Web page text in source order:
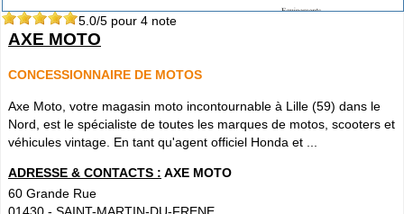
5.0/5 pour 4 note
AXE MOTO
CONCESSIONNAIRE DE MOTOS
Axe Moto, votre magasin moto incontournable à Lille (59) dans le
Nord, est le spécialiste de toutes les marques de motos, scooters et
véhicules vintage. En tant qu'agent officiel Honda et ...
ADRESSE & CONTACTS : AXE MOTO
60 Grande Rue